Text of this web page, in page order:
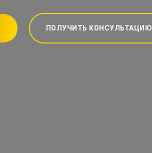
ПОЛУЧИТЬ КОНСУЛЬТАЦИЮ